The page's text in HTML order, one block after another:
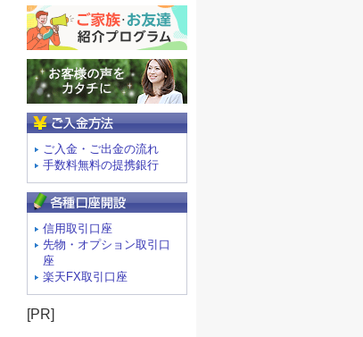
ご入金・ご出金の流れ
手数料無料の提携銀行
信用取引口座
先物・オプション取引口
座
楽天FX取引口座
[PR]